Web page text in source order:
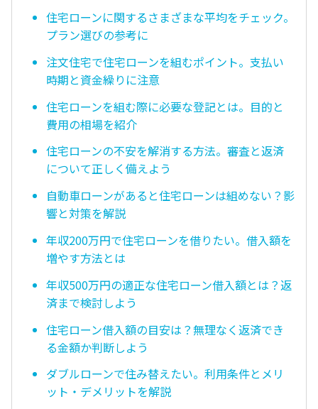
住宅ローンに関するさまざまな平均をチェック。
プラン選びの参考に
注文住宅で住宅ローンを組むポイント。支払い
時期と資金繰りに注意
住宅ローンを組む際に必要な登記とは。目的と
費用の相場を紹介
住宅ローンの不安を解消する方法。審査と返済
について正しく備えよう
自動車ローンがあると住宅ローンは組めない？影
響と対策を解説
年収200万円で住宅ローンを借りたい。借入額を
増やす方法とは
年収500万円の適正な住宅ローン借入額とは？返
済まで検討しよう
住宅ローン借入額の目安は？無理なく返済でき
る金額か判断しよう
ダブルローンで住み替えたい。利用条件とメリ
ット・デメリットを解説